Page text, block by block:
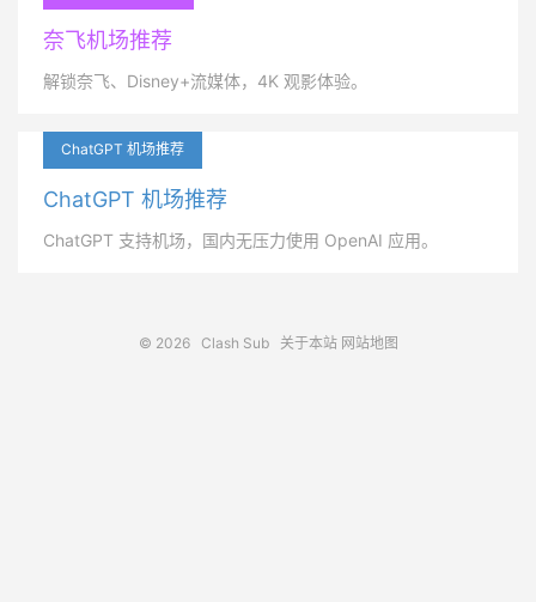
奈飞机场推荐
解锁奈飞、Disney+流媒体，4K 观影体验。
ChatGPT 机场推荐
ChatGPT 机场推荐
ChatGPT 支持机场，国内无压力使用 OpenAI 应用。
© 2026 Clash Sub 关于本站 网站地图